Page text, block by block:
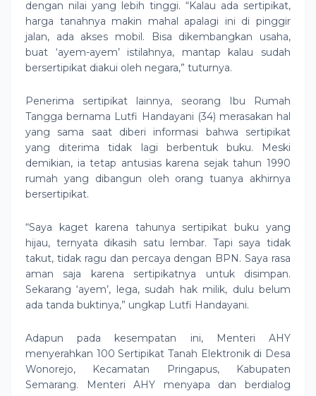
dengan nilai yang lebih tinggi. “Kalau ada sertipikat,
harga tanahnya makin mahal apalagi ini di pinggir
jalan, ada akses mobil. Bisa dikembangkan usaha,
buat ‘ayem-ayem’ istilahnya, mantap kalau sudah
bersertipikat diakui oleh negara,” tuturnya.
Penerima sertipikat lainnya, seorang Ibu Rumah
Tangga bernama Lutfi Handayani (34) merasakan hal
yang sama saat diberi informasi bahwa sertipikat
yang diterima tidak lagi berbentuk buku. Meski
demikian, ia tetap antusias karena sejak tahun 1990
rumah yang dibangun oleh orang tuanya akhirnya
bersertipikat.
“Saya kaget karena tahunya sertipikat buku yang
hijau, ternyata dikasih satu lembar. Tapi saya tidak
takut, tidak ragu dan percaya dengan BPN. Saya rasa
aman saja karena sertipikatnya untuk disimpan.
Sekarang ‘ayem’, lega, sudah hak milik, dulu belum
ada tanda buktinya,” ungkap Lutfi Handayani.
Adapun pada kesempatan ini, Menteri AHY
menyerahkan 100 Sertipikat Tanah Elektronik di Desa
Wonorejo, Kecamatan Pringapus, Kabupaten
Semarang. Menteri AHY menyapa dan berdialog